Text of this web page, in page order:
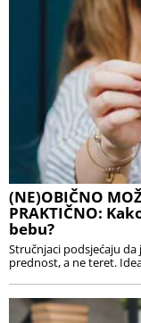
(NE)OBIČNO
PRAKTIČNO:
bebu?
Stručnjaci podsjećaju
prednost, a ne teret.